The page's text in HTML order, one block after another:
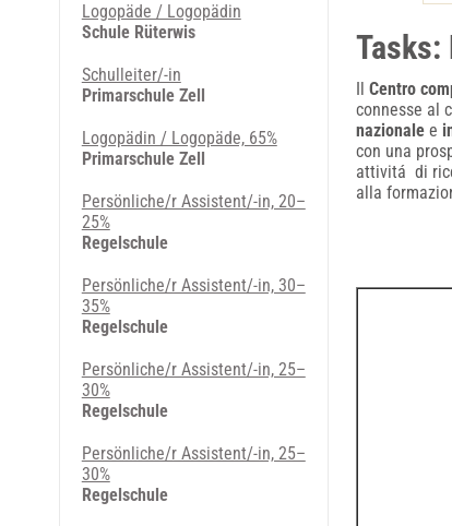
Il Centro
connesse al
nazionalee
con una
attivitá di
alla
Logopäde / Logopädin
Schule Rüterwis
Schulleiter/-in
Primarschule Zell
Logopädin / Logopäde, 65%
Primarschule Zell
Persönliche/r Assistent/-in, 20–
25%
Regelschule
Persönliche/r Assistent/-in, 30–
35%
Regelschule
Persönliche/r Assistent/-in, 25–
30%
Regelschule
Persönliche/r Assistent/-in, 25–
30%
Regelschule